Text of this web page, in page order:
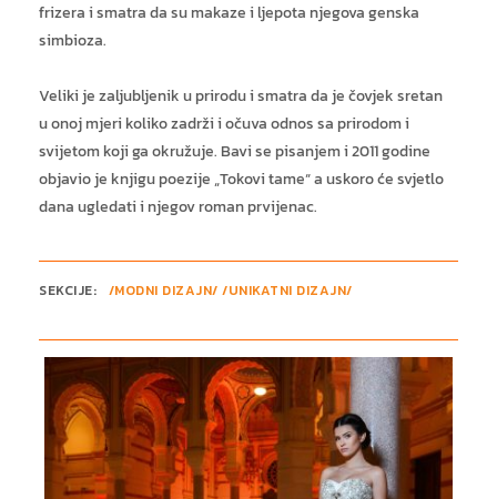
frizera i smatra da su makaze i ljepota njegova genska
simbioza.
Veliki je zaljubljenik u prirodu i smatra da je čovjek sretan
u onoj mjeri koliko zadrži i očuva odnos sa prirodom i
svijetom koji ga okružuje. Bavi se pisanjem i 2011 godine
objavio je knjigu poezije „Tokovi tame“ a uskoro će svjetlo
dana ugledati i njegov roman prvijenac.
SEKCIJE: /MODNI DIZAJN/ /UNIKATNI DIZAJN/